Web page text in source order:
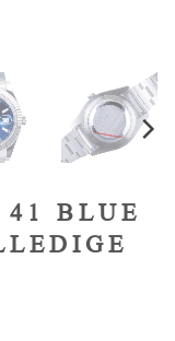
41 BLUE